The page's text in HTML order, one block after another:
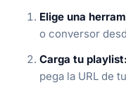
Elige una
o conversor
Carga tu playlist:
pega la URL de